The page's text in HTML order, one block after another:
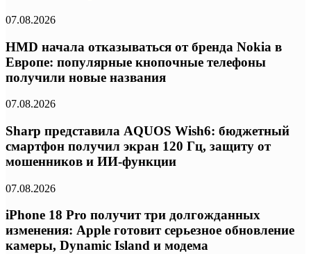
07.08.2026
HMD начала отказываться от бренда Nokia в
Европе: популярные кнопочные телефоны
получили новые названия
07.08.2026
Sharp представила AQUOS Wish6: бюджетный
смартфон получил экран 120 Гц, защиту от
мошенников и ИИ-функции
07.08.2026
iPhone 18 Pro получит три долгожданных
изменения: Apple готовит серьезное обновление
камеры, Dynamic Island и модема